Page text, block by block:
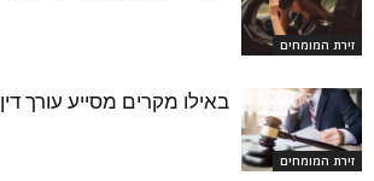
זירת המומחים
זירת המומחים
באילו מקרים מסייע עורך